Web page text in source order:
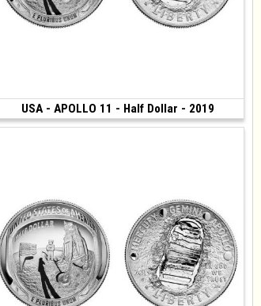
USA - APOLLO 11 - Half Dollar - 2019180 €
(2019 • San Francisco)